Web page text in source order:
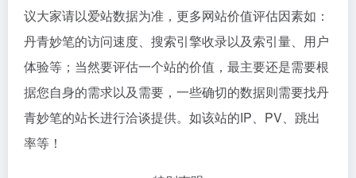
议大家请以爱站数据为准，更多网站价值评估因素如：
丹青妙笔的访问速度、搜索引擎收录以及索引量、用户
体验等；当然要评估一个站的价值，最主要还是需要根
据您自身的需求以及需要，一些确切的数据则需要找丹
青妙笔的站长进行洽谈提供。如该站的IP、PV、跳出
率等！